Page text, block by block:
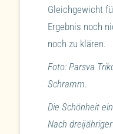
Gleichgewicht
Ergebnis noch
noch zu klären.
Foto: Parsva
Schramm.
Die Schönheit
Nach